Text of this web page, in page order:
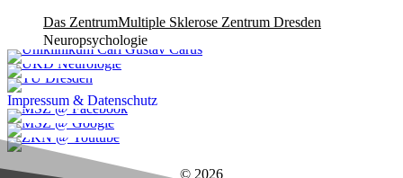
Das ZentrumMultiple Sklerose Zentrum Dresden
Neuropsychologie
Impressum & Datenschutz
© 2026